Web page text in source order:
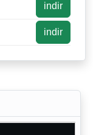
indir
indir